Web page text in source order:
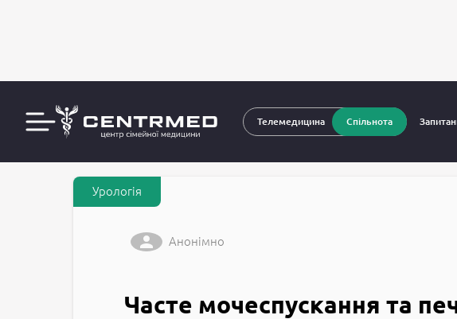
Телемедицина Спільнота
CENTRMED: Задай питання лікарю онлайн Запитання до лікарів
Урологія
Анонімно
Часте мочеспускання та